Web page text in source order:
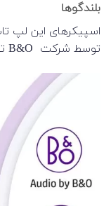
بلندگوها
اسپیکرهای این لپ
توسط شرکت B&O تنظیم شده است و کیفیت عالی دارد.